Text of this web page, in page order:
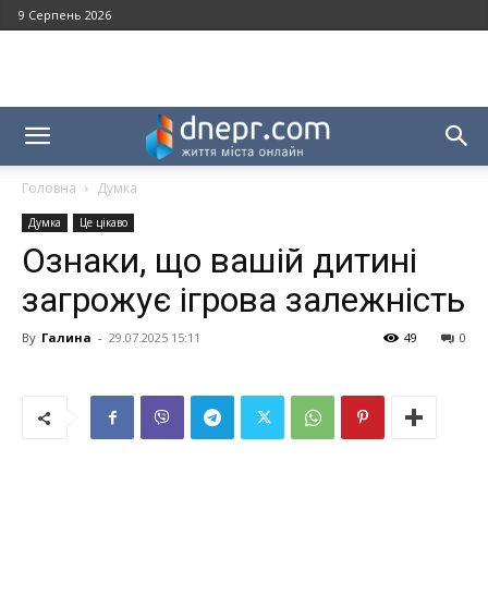
9 Серпень 2026
Головна Думка
Думка Це цікаво
Ознаки, що вашій дитині
загрожує ігрова залежність
By Галина - 29.07.2025 15:11 0
49